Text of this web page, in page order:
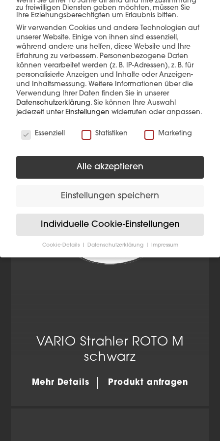
einer Hand.
mehr erfahren
Diese Produkte könnten Sie auch
VARIO Strahler ROTO M
schwarz
Mehr Details Produkt anfragen
zu freiwilligen Diensten geben möchten, müssen Sie
Ihre Erziehungsberechtigten um Erlaubnis bitten.
Wir verwenden Cookies und andere Technologien auf
unserer Website. Einige von ihnen sind essenziell,
während andere uns helfen, diese Website und Ihre
Erfahrung zu verbessern. Personenbezogene Daten
können verarbeitet werden (z. B. IP-Adressen), z. B. für
personalisierte Anzeigen und Inhalte oder Anzeigen-
und Inhaltsmessung. Weitere Informationen über die
Verwendung Ihrer Daten finden Sie in unserer
Datenschutzerklärung. Sie können Ihre Auswahl
jederzeit unter Einstellungen widerrufen oder anpassen.
Essenziell
Statistiken Marketing
Alle akzeptieren
Einstellungen speichern
Individuelle Cookie-Einstellungen
Cookie-Details Datenschutzerklärung Impressum
Datenschutzeinstellungen
können verarbeitet werden (z. B. IP-Adressen), z. B. für
personalisierte Anzeigen und Inhalte oder Anzeigen-
und Inhaltsmessung. Weitere Informationen über die
Hier finden Sie eine Übersicht über alle verwendeten
Cookies. Sie können Ihre Einwilligung zu ganzen